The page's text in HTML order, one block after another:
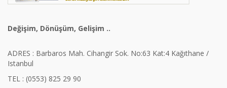
Değişim, Dönüşüm, Gelişim ..
ADRES : Barbaros Mah. Cihangir Sok. No:63 Kat:4 Kağıthane /
Istanbul
TEL : (0553) 825 29 90